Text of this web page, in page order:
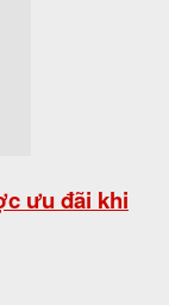
ưu đãi khi